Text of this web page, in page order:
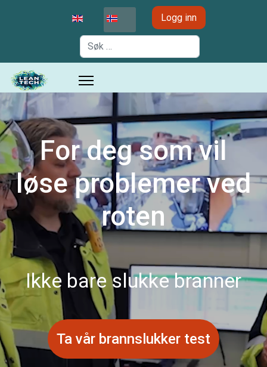
Logg inn
Søk
For deg som vil
løse problemer ved
roten
Ikke bare slukke branner
Ta vår brannslukker test